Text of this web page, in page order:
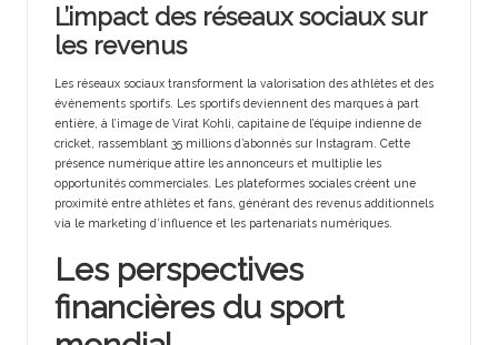
L’impact des réseaux sociaux sur
les revenus
Les réseaux sociaux transforment la valorisation des athlètes et des
événements sportifs. Les sportifs deviennent des marques à part
entière, à l’image de Virat Kohli, capitaine de l’équipe indienne de
cricket, rassemblant 35 millions d’abonnés sur Instagram. Cette
présence numérique attire les annonceurs et multiplie les
opportunités commerciales. Les plateformes sociales créent une
proximité entre athlètes et fans, générant des revenus additionnels
via le marketing d’influence et les partenariats numériques.
Les perspectives
financières du sport